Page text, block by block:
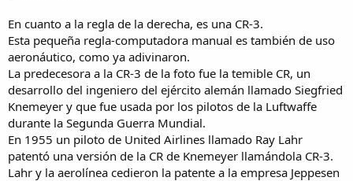
En cuanto a la regla de la derecha, es una CR-3.
Esta pequeña regla-computadora manual es también de uso
aeronáutico, como ya adivinaron.
La predecesora a la CR-3 de la foto fue la temible CR, un
desarrollo del ingeniero del ejército alemán llamado Siegfried
Knemeyer y que fue usada por los pilotos de la Luftwaffe
durante la Segunda Guerra Mundial.
En 1955 un piloto de United Airlines llamado Ray Lahr
patentó una versión de la CR de Knemeyer llamándola CR-3.
Lahr y la aerolínea cedieron la patente a la empresa Jeppesen